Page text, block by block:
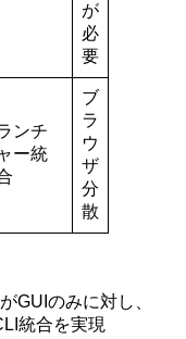
が
必
要
ンチ
ー統
ブ
ラ
ウ
ザ
分
散
GUIのみに対し、
統合を実現